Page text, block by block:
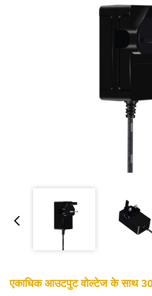
एकाधिक आउटपुट वोल्टेज के साथ